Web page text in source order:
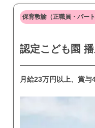
保育教諭（正職員・パート
認定こども園
月給23万円以上、賞